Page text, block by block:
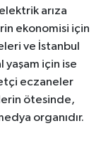
arıza
ekonomisi için
ve İstanbul
yaşam için ise
eczaneler
ötesinde,
organıdır.